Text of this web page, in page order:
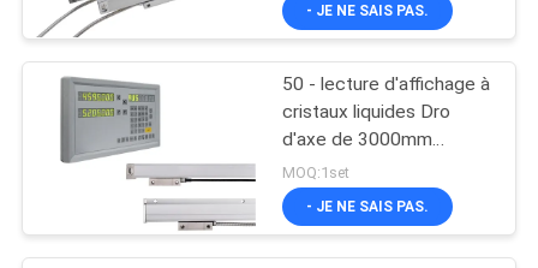
Lecture de Digital de
3 axes
- JE NE SAIS PAS.
50 - lecture d'affichage à
cristaux liquides Dro
d'axe de 3000mm
Easson 2 pour des
machines-outils
MOQ:1set
- JE NE SAIS PAS.